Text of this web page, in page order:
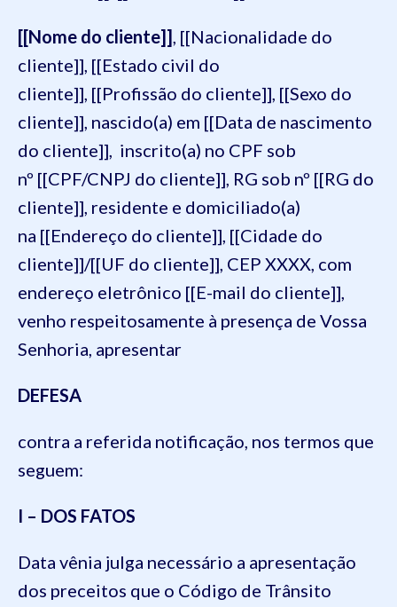
[[Nome do cliente]], [[Nacionalidade do
cliente]], [[Estado civil do
cliente]], [[Profissão do cliente]], [[Sexo do
cliente]], nascido(a) em [[Data de nascimento
do cliente]], inscrito(a) no CPF sob
nº [[CPF/CNPJ do cliente]], RG sob nº [[RG do
cliente]], residente e domiciliado(a)
na [[Endereço do cliente]], [[Cidade do
cliente]]/[[UF do cliente]], CEP XXXX, com
endereço eletrônico [[E-mail do cliente]],
venho respeitosamente à presença de Vossa
Senhoria, apresentar
DEFESA
contra a referida notificação, nos termos que
seguem:
I – DOS FATOS
Data vênia julga necessário a apresentação
dos preceitos que o Código de Trânsito